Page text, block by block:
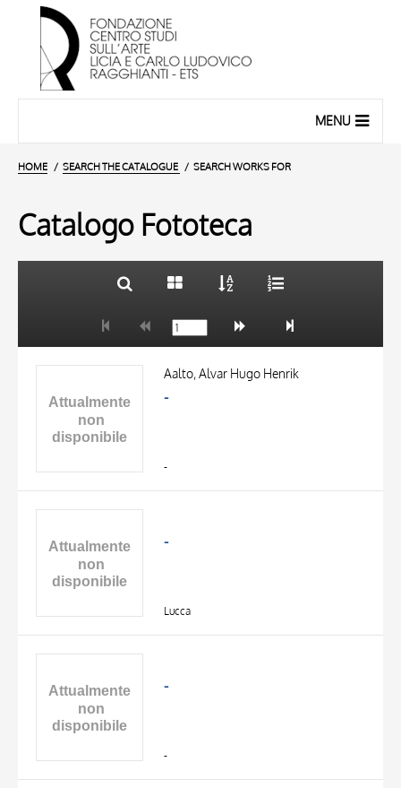
MENU
HOME SEARCH THE CATALOGUE SEARCH WORKS FOR
Catalogo Fototeca
AUTHOR
Aalto, Alvar Hugo Henrik
-
-
-
Lucca
-
-